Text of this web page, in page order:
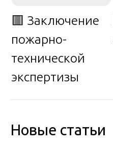
🟥 Заключение
пожарно-
технической
экспертизы
Новые статьи